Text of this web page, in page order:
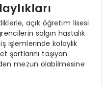
açık öğretim lisesi
salgın hastalık
işlemlerinde kolaylık
şartlarını taşıyan
mezun olabilmesine